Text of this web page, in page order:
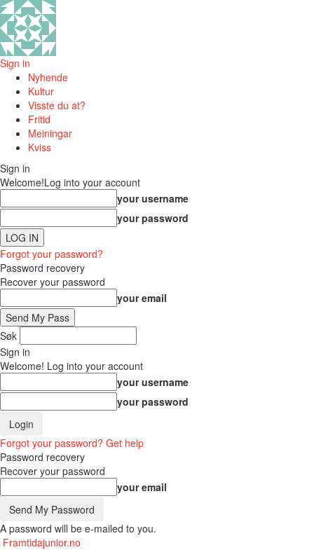
Sign in
Nyhende
Kultur
Visste du at?
Fritid
Meiningar
Kviss
Sign in
Welcome!Log into your account
your username
your password
Forgot your password?
Password recovery
Recover your password
your email
Søk
Sign in
Welcome! Log into your account
your username
your password
Forgot your password? Get help
Password recovery
Recover your password
your email
A password will be e-mailed to you.
Framtidajunior.no